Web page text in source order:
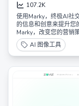
107.2K
使用Marky，终极AI社
的信息和创意来提升您
Marky，改变您的营销策
AI 图像工具